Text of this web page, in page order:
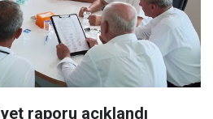
raporu açıklandı